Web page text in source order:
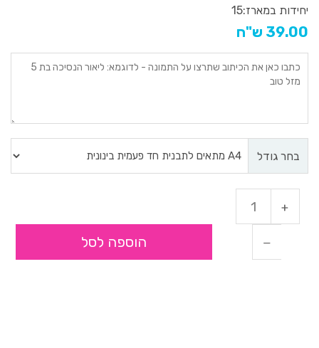
יחידות במארז:15
39.00 ש"ח
בחר גודל
הוספה לסל